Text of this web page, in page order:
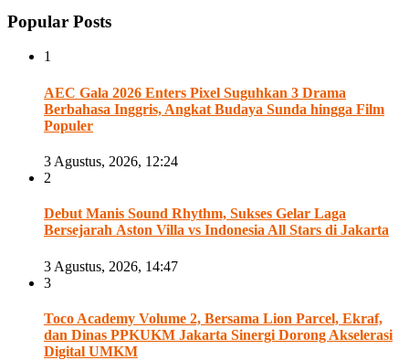
Popular Posts
1
AEC Gala 2026 Enters Pixel Suguhkan 3 Drama
Berbahasa Inggris, Angkat Budaya Sunda hingga Film
Populer
3 Agustus, 2026, 12:24
2
Debut Manis Sound Rhythm, Sukses Gelar Laga
Bersejarah Aston Villa vs Indonesia All Stars di Jakarta
3 Agustus, 2026, 14:47
3
Toco Academy Volume 2, Bersama Lion Parcel, Ekraf,
dan Dinas PPKUKM Jakarta Sinergi Dorong Akselerasi
Digital UMKM